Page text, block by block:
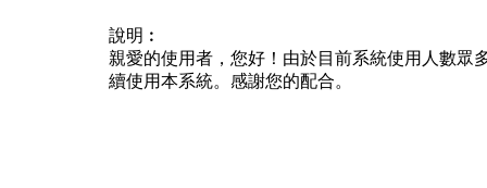
說明︰
親愛的使用者，您好！由於目前系統使用人數眾
續使用本系統。感謝您的配合。